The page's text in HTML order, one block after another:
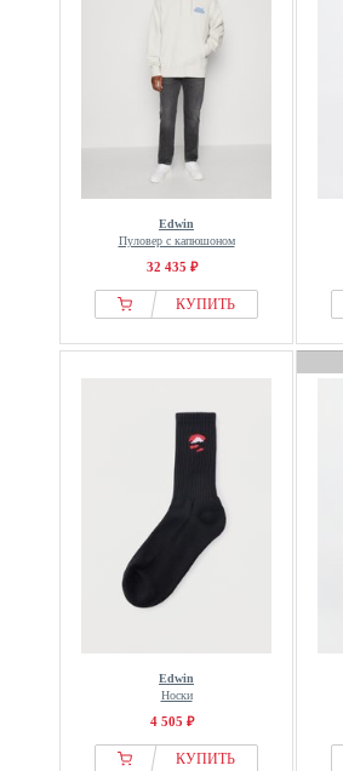
Edwin
Пуловер с капюшоном
32 435 ₽
КУПИТЬ
Edwin
Носки
4 505 ₽
КУПИТЬ